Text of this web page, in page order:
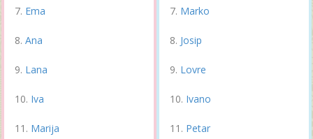
Ema
Ana
Lana
Iva
Marija
Marko
Josip
Lovre
Ivano
Petar